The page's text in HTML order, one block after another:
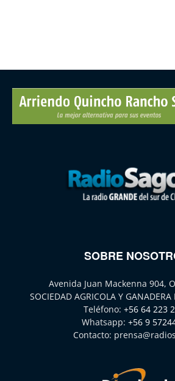
SOBRE
Avenida Juan Mackenna 904,
SOCIEDAD AGRICOLA Y
Teléfono: +56 64 223
Whatsapp: +56 9
Contacto: